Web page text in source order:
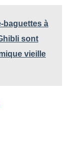
baguettes à
sont
vieille